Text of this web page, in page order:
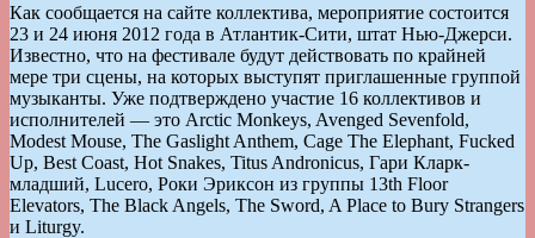
Как сообщается на сайте коллектива, мероприятие состоится
23 и 24 июня 2012 года в Атлантик-Сити, штат Нью-Джерси.
Известно, что на фестивале будут действовать по крайней
мере три сцены, на которых выступят приглашенные группой
музыканты. Уже подтверждено участие 16 коллективов и
исполнителей — это Arctic Monkeys, Avenged Sevenfold,
Modest Mouse, The Gaslight Anthem, Cage The Elephant, Fucked
Up, Best Coast, Hot Snakes, Titus Andronicus, Гари Кларк-
младший, Lucero, Роки Эриксон из группы 13th Floor
Elevators, The Black Angels, The Sword, A Place to Bury Strangers
и Liturgy.